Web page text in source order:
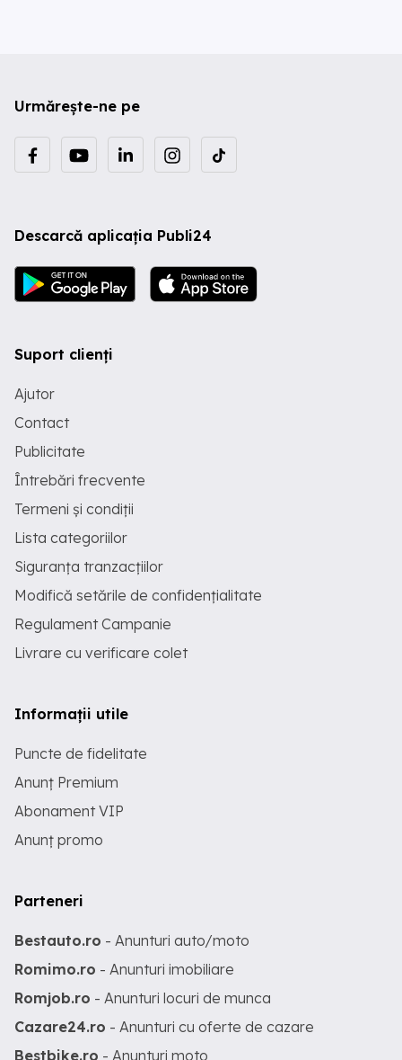
Urmărește-ne pe
Descarcă aplicația Publi24
Suport clienți
Ajutor
Contact
Publicitate
Întrebări frecvente
Termeni și condiții
Lista categoriilor
Siguranța tranzacțiilor
Modifică setările de confidențialitate
Regulament Campanie
Livrare cu verificare colet
Informații utile
Puncte de fidelitate
Anunț Premium
Abonament VIP
Anunț promo
Parteneri
Bestauto.ro - Anunturi auto/moto
Romimo.ro - Anunturi imobiliare
Romjob.ro - Anunturi locuri de munca
Cazare24.ro - Anunturi cu oferte de cazare
Bestbike.ro - Anunturi moto